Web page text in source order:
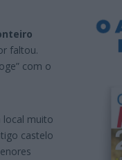
faltou.
com o
local muito
castelo